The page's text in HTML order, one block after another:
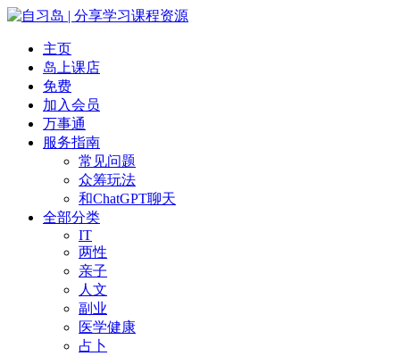
主页
岛上课店
免费
加入会员
万事通
服务指南
常见问题
众筹玩法
和ChatGPT聊天
全部分类
IT
两性
亲子
人文
副业
医学健康
占卜